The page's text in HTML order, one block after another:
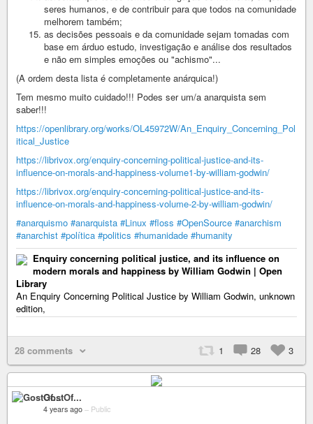
seres humanos, e de contribuir para que todos na comunidade
melhorem também;
as decisões pessoais e da comunidade sejam tomadas com
base em árduo estudo, investigação e análise dos resultados
e não em simples emoções ou "achismo"...
(A ordem desta lista é completamente anárquica!)
Tem mesmo muito cuidado!!! Podes ser um/a anarquista sem
saber!!!
https://openlibrary.org/works/OL45972W/An_Enquiry_Concerning_Pol
itical_Justice
https://librivox.org/enquiry-concerning-political-justice-and-its-
influence-on-morals-and-happiness-volume1-by-william-godwin/
https://librivox.org/enquiry-concerning-political-justice-and-its-
influence-on-morals-and-happiness-volume-2-by-william-godwin/
#anarquismo #anarquista #Linux #floss #OpenSource #anarchism
#anarchist #política #politics #humanidade #humanity
Enquiry concerning political justice, and its influence on
modern morals and happiness by William Godwin | Open
Library
An Enquiry Concerning Political Justice by William Godwin, unknown
edition,
28 comments 1 28 3
GostOf...
4 years ago – Public